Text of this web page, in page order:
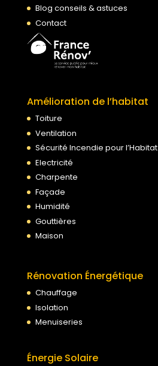
Blog conseils & astuces
Contact
Amélioration de l’habitat
Toiture
Ventilation
Sécurité Incendie pour l’Habitat
Electricité
Charpente
Façade
Humidité
Gouttières
Maison
Rénovation Énergétique
Chauffage
Isolation
Menuiseries
Énergie Solaire